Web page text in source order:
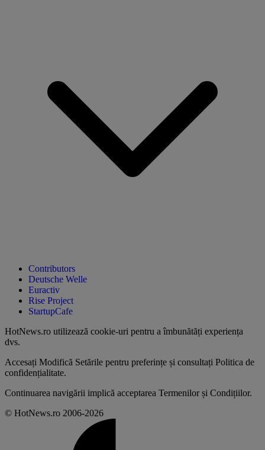
Contributors
Deutsche Welle
Euractiv
Rise Project
StartupCafe
HotNews.ro utilizează cookie-uri pentru a îmbunătăți experiența
dvs.
Accesați Modifică Setările pentru preferințe și consultați Politica de
confidențialitate.
Continuarea navigării implică acceptarea Termenilor și Condițiilor.
© HotNews.ro 2006-2026